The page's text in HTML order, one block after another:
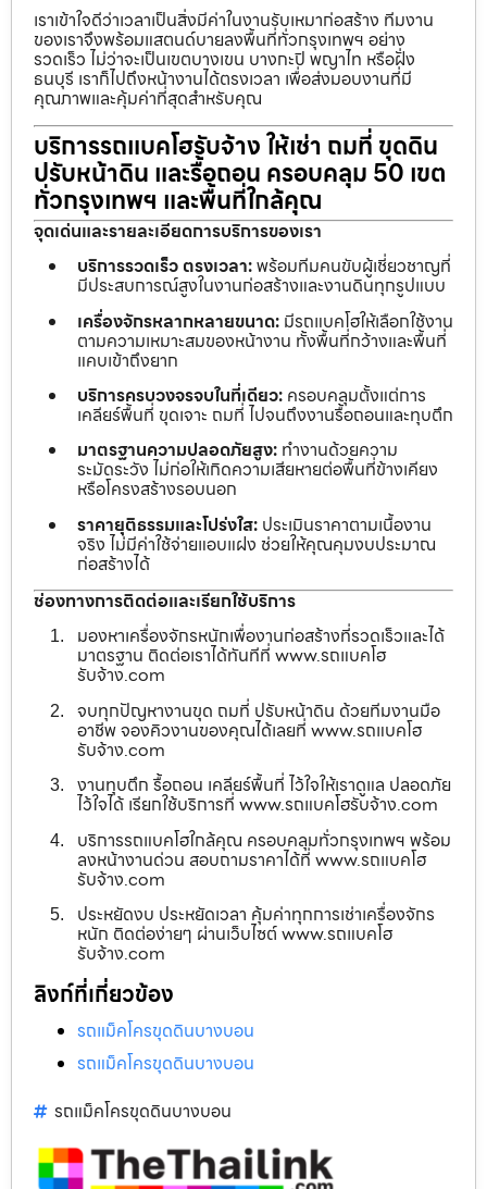
เราเข้าใจดีว่าเวลาเป็นสิ่งมีค่าในงานรับเหมาก่อสร้าง ทีมงาน
ของเราจึงพร้อมแสตนด์บายลงพื้นที่ทั่วกรุงเทพฯ อย่าง
รวดเร็ว ไม่ว่าจะเป็นเขตบางเขน บางกะปิ พญาไท หรือฝั่ง
ธนบุรี เราก็ไปถึงหน้างานได้ตรงเวลา เพื่อส่งมอบงานที่มี
คุณภาพและคุ้มค่าที่สุดสำหรับคุณ
บริการรถแบคโฮรับจ้าง ให้เช่า ถมที่ ขุดดิน
ปรับหน้าดิน และรื้อถอน ครอบคลุม 50 เขต
ทั่วกรุงเทพฯ และพื้นที่ใกล้คุณ
จุดเด่นและรายละเอียดการบริการของเรา
บริการรวดเร็ว ตรงเวลา:พร้อมทีมคนขับผู้เชี่ยวชาญที่
มีประสบการณ์สูงในงานก่อสร้างและงานดินทุกรูปแบบ
เครื่องจักรหลากหลายขนาด: มีรถแบคโฮให้เลือกใช้งาน
ตามความเหมาะสมของหน้างาน ทั้งพื้นที่กว้างและพื้นที่
แคบเข้าถึงยาก
บริการครบวงจรจบในที่เดียว: ครอบคลุมตั้งแต่การ
เคลียร์พื้นที่ ขุดเจาะ ถมที่ ไปจนถึงงานรื้อถอนและทุบตึก
มาตรฐานความปลอดภัยสูง: ทำงานด้วยความ
ระมัดระวัง ไม่ก่อให้เกิดความเสียหายต่อพื้นที่ข้างเคียง
หรือโครงสร้างรอบนอก
ราคายุติธรรมและโปร่งใส: ประเมินราคาตามเนื้องาน
จริง ไม่มีค่าใช้จ่ายแอบแฝง ช่วยให้คุณคุมงบประมาณ
ก่อสร้างได้
ช่องทางการติดต่อและเรียกใช้บริการ
มองหาเครื่องจักรหนักเพื่องานก่อสร้างที่รวดเร็วและได้
มาตรฐาน ติดต่อเราได้ทันทีที่ www.รถแบคโฮ
รับจ้าง.com
จบทุกปัญหางานขุด ถมที่ ปรับหน้าดิน ด้วยทีมงานมือ
อาชีพ จองคิวงานของคุณได้เลยที่ www.รถแบคโฮ
รับจ้าง.com
งานทุบตึก รื้อถอน เคลียร์พื้นที่ ไว้ใจให้เราดูแล ปลอดภัย
ไว้ใจได้ เรียกใช้บริการที่ www.รถแบคโฮรับจ้าง.com
บริการรถแบคโฮใกล้คุณ ครอบคลุมทั่วกรุงเทพฯ พร้อม
ลงหน้างานด่วน สอบถามราคาได้ที่ www.รถแบคโฮ
รับจ้าง.com
ประหยัดงบ ประหยัดเวลา คุ้มค่าทุกการเช่าเครื่องจักร
หนัก ติดต่อง่ายๆ ผ่านเว็บไซต์ www.รถแบคโฮ
รับจ้าง.com
ลิงก์ที่เกี่ยวข้อง
รถแม็คโครขุดดินบางบอน
รถแม็คโครขุดดินบางบอน
รถแม็คโครขุดดินบางบอน